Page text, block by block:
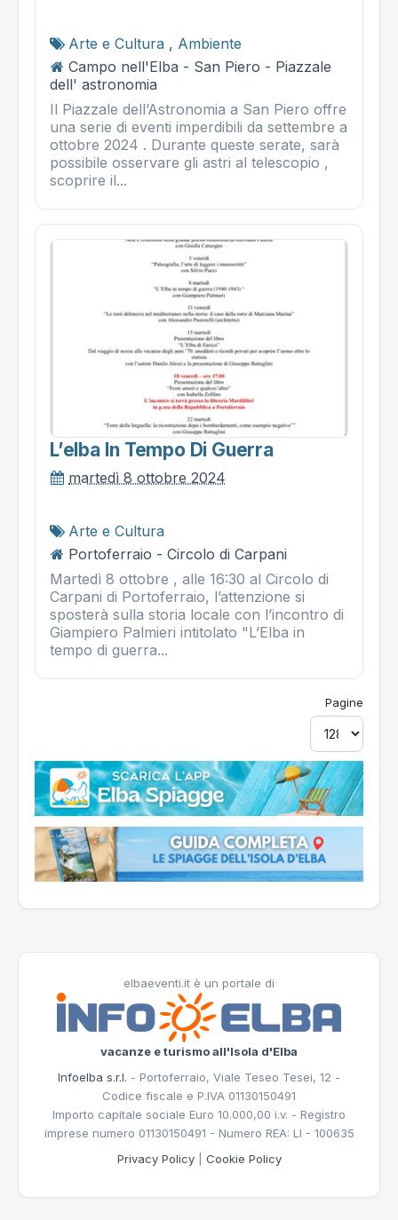
Arte e Cultura , Ambiente
Campo nell'Elba - San Piero - Piazzale
dell' astronomia
Il Piazzale dell’Astronomia a San Piero offre
una serie di eventi imperdibili da settembre a
ottobre 2024 . Durante queste serate, sarà
possibile osservare gli astri al telescopio ,
scoprire il...
L’elba In Tempo Di Guerra
martedì 8 ottobre 2024
Arte e Cultura
Portoferraio - Circolo di Carpani
Martedì 8 ottobre , alle 16:30 al Circolo di
Carpani di Portoferraio, l’attenzione si
sposterà sulla storia locale con l’incontro di
Giampiero Palmieri intitolato "L’Elba in
tempo di guerra...
Pagine
elbaeventi.it è un portale di
vacanze e turismo all'Isola d'Elba
Infoelba s.r.l. - Portoferraio, Viale Teseo Tesei, 12 -
Codice fiscale e P.IVA 01130150491
Importo capitale sociale Euro 10.000,00 i.v. - Registro
imprese numero 01130150491 - Numero REA: LI - 100635
Privacy Policy| Cookie Policy